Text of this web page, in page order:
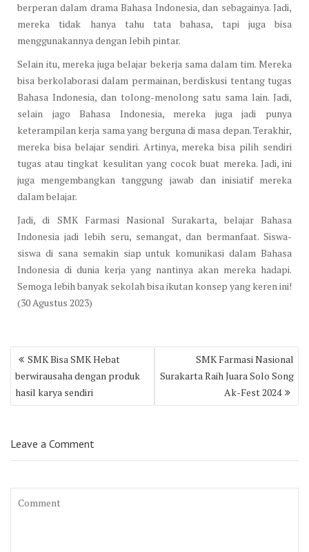
berperan dalam drama Bahasa Indonesia, dan sebagainya. Jadi,
mereka tidak hanya tahu tata bahasa, tapi juga bisa
menggunakannya dengan lebih pintar.
Selain itu, mereka juga belajar bekerja sama dalam tim. Mereka
bisa berkolaborasi dalam permainan, berdiskusi tentang tugas
Bahasa Indonesia, dan tolong-menolong satu sama lain. Jadi,
selain jago Bahasa Indonesia, mereka juga jadi punya
keterampilan kerja sama yang berguna di masa depan. Terakhir,
mereka bisa belajar sendiri. Artinya, mereka bisa pilih sendiri
tugas atau tingkat kesulitan yang cocok buat mereka. Jadi, ini
juga mengembangkan tanggung jawab dan inisiatif mereka
dalam belajar.
Jadi, di SMK Farmasi Nasional Surakarta, belajar Bahasa
Indonesia jadi lebih seru, semangat, dan bermanfaat. Siswa-
siswa di sana semakin siap untuk komunikasi dalam Bahasa
Indonesia di dunia kerja yang nantinya akan mereka hadapi.
Semoga lebih banyak sekolah bisa ikutan konsep yang keren ini!
(30 Agustus 2023)
Post
navigation
SMK Bisa SMK Hebat
berwirausaha dengan produk
hasil karya sendiri
SMK Farmasi Nasional
Surakarta Raih Juara Solo Song
Ak-Fest 2024
Leave a Comment